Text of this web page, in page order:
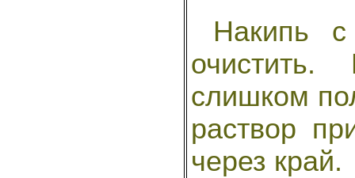
Накипь с
слишком
раствор
через край.